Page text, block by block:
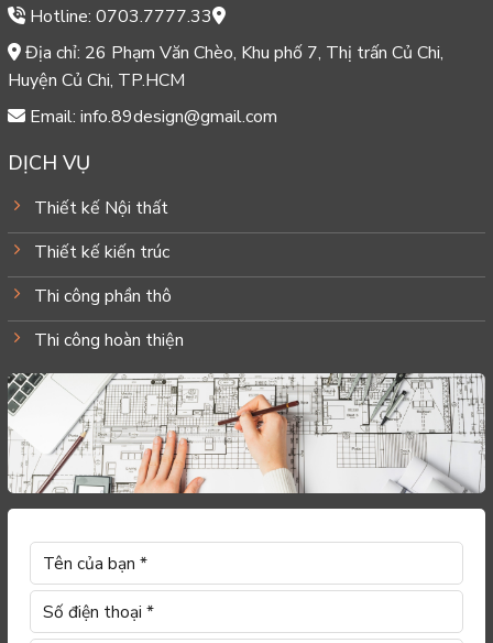
Hotline: 0703.7777.33
Địa chỉ: 26 Phạm Văn Chèo, Khu phố 7, Thị trấn Củ Chi,
Huyện Củ Chi, TP.HCM
Email: info.89design@gmail.com
DỊCH VỤ
Thiết kế Nội thất
Thiết kế kiến trúc
Thi công phần thô
Thi công hoàn thiện